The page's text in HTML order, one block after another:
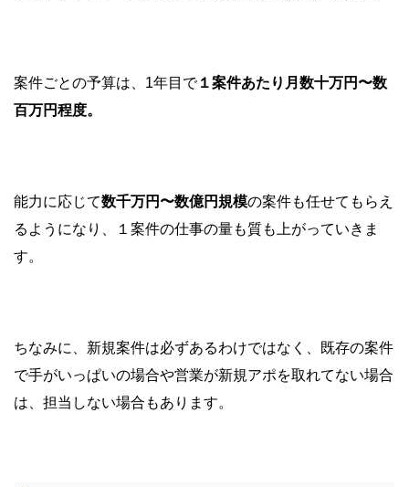
案件ごとの予算は、1年目で１案件あたり月数十万円〜数
百万円程度。
能力に応じて数千万円〜数億円規模の案件も任せてもらえ
るようになり、１案件の仕事の量も質も上がっていきま
す。
ちなみに、新規案件は必ずあるわけではなく、既存の案件
で手がいっぱいの場合や営業が新規アポを取れてない場合
は、担当しない場合もあります。